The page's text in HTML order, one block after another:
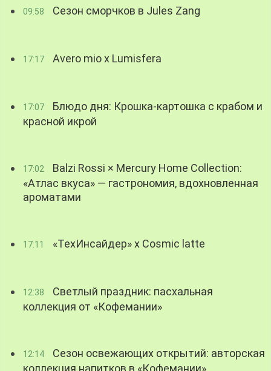
09:58 Сезон сморчков в Jules Zang
17:17 Avero mio x Lumisfera
17:07
Блюдо дня: Крошка-картошка с крабом и
красной икрой
17:02
Balzi Rossi × Mercury Home Collection:
«Атлас вкуса» — гастрономия, вдохновленная
ароматами
17:11 «ТехИнсайдер» х Cosmic latte
12:38
Светлый праздник: пасхальная
коллекция от «Кофемании»
12:14
Сезон освежающих открытий: авторская
коллекция напитков в «Кофемании»